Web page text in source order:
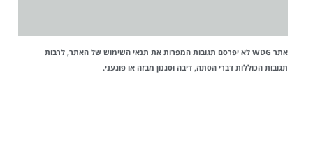
אתר WDG לא יפרסם תגובות המפרות את תנאי השימוש של האתר, לרבות
תגובות הכוללות דברי הסתה, דיבה וסגנון מבזה או פוגעני.